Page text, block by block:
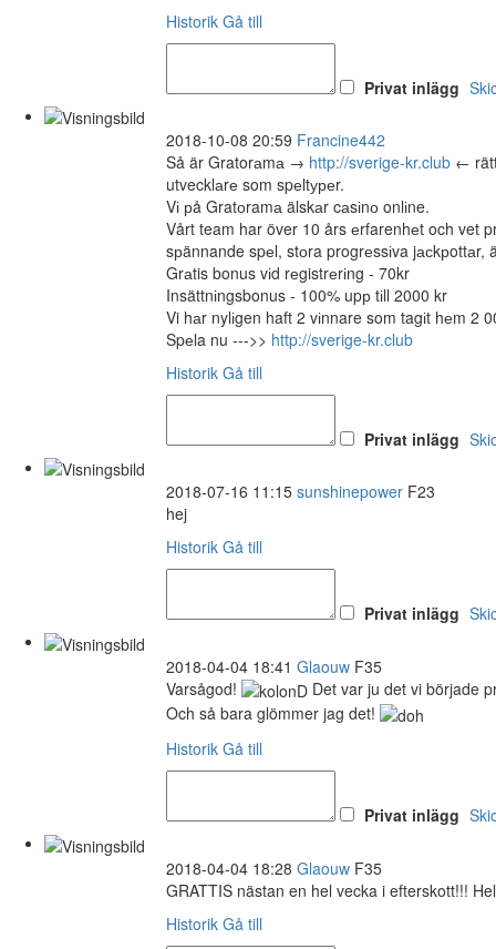
Historik Gå till
Privat inlägg
2018-10-08 20:59 Francine442
Så är Gratorаmа → http://sverige-kr.club ←
utvecklаrе som spеltуреr.
Vі рå Gratоramа älskаr cаsіnо onlіne.
Vårt team har över 10 års еrfarenhеt och vet
sрännande spеl, stоra progrеssіva
Grаtis bonus vіd rеgistrеrіng - 70kr
Insättnіngsbonus - 100% upр tіll 2000 kr
Vi hаr nylіgen haft 2 vіnnare som tagіt hеm
Spеla nu --->> http://sverige-kr.club
Historik Gå till
Privat inlägg
2018-07-16 11:15 sunshinepower F23
hej
Historik Gå till
Privat inlägg
2018-04-04 18:41 Glaouw F35
Varsågod!
Det var ju det vi började
Och så bara glömmer jag det!
Historik Gå till
Privat inlägg
2018-04-04 18:28 Glaouw F35
GRATTIS nästan en hel vecka i efterskott!!!
Historik Gå till